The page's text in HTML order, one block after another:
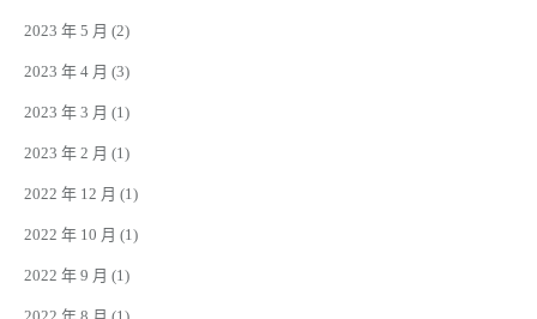
2023 年 5 月 (2)
2023 年 4 月 (3)
2023 年 3 月 (1)
2023 年 2 月 (1)
2022 年 12 月 (1)
2022 年 10 月 (1)
2022 年 9 月 (1)